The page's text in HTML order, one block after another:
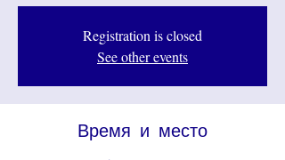
Registration is closed
See other events
Время и место